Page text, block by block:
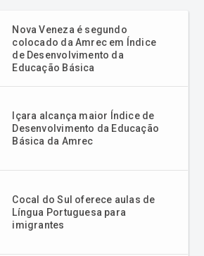
Nova Veneza é segundo
colocado da Amrec em Índice
de Desenvolvimento da
Educação Básica
Içara alcança maior Índice de
Desenvolvimento da Educação
Básica da Amrec
Cocal do Sul oferece aulas de
Língua Portuguesa para
imigrantes